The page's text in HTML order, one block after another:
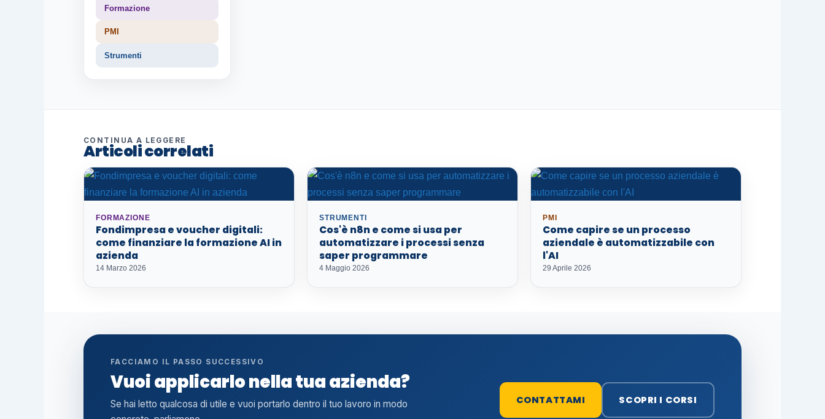
Formazione
PMI
Strumenti
CONTINUA A LEGGERE
Articoli correlati
FORMAZIONE
Fondimpresa e voucher digitali:
come finanziare la formazione AI in
azienda
14 Marzo 2026
STRUMENTI
Cos'è n8n e come si usa per
automatizzare i processi senza
saper programmare
4 Maggio 2026
PMI
Come capire se un processo
aziendale è automatizzabile con
l'AI
29 Aprile 2026
FACCIAMO IL PASSO SUCCESSIVO
Vuoi applicarlo nella tua azienda?
Se hai letto qualcosa di utile e vuoi portarlo dentro il tuo lavoro in modo
CONTATTAMI SCOPRI I CORSI